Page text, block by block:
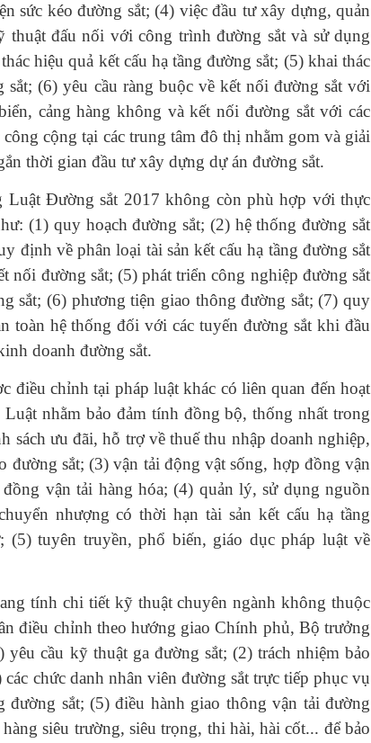
sức kéo đường sắt; (4) việc đầu tư xây dựng, quản
đấu nối với công trình đường sắt và sử dụng
hiệu quả kết cấu hạ tầng đường sắt; (5) khai thác
(6) yêu cầu ràng buộc về kết nối đường sắt với
cảng hàng không và kết nối đường sắt với các
cộng tại các trung tâm đô thị nhằm gom và giải
thời gian đầu tư xây dựng dự án đường sắt.
Đường sắt 2017 không còn phù hợp với thực
(1) quy hoạch đường sắt; (2) hệ thống đường sắt
định về phân loại tài sản kết cấu hạ tầng đường sắt
nối đường sắt; (5) phát triển công nghiệp đường sắt
sắt; (6) phương tiện giao thông đường sắt; (7) quy
toàn hệ thống đối với các tuyến đường sắt khi đầu
doanh đường sắt.
điều chỉnh tại pháp luật khác có liên quan đến hoạt
nhằm bảo đảm tính đồng bộ, thống nhất trong
sách ưu đãi, hỗ trợ về thuế thu nhập doanh nghiệp,
đường sắt; (3) vận tải động vật sống, hợp đồng vận
vận tải hàng hóa; (4) quản lý, sử dụng nguồn
nhượng có thời hạn tài sản kết cấu hạ tầng
(5) tuyên truyền, phổ biến, giáo dục pháp luật về
tính chi tiết kỹ thuật chuyên ngành không thuộc
điều chỉnh theo hướng giao Chính phủ, Bộ trưởng
cầu kỹ thuật ga đường sắt; (2) trách nhiệm bảo
chức danh nhân viên đường sắt trực tiếp phục vụ
đường sắt; (5) điều hành giao thông vận tải đường
siêu trường, siêu trọng, thi hài, hài cốt... để bảo